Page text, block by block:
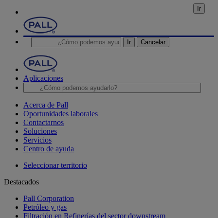
Ir Cancelar
Aplicaciones
Ir
Acerca de Pall
Oportunidades laborales
Contactarnos
Soluciones
Servicios
Centro de ayuda
Seleccionar territorio
Destacados
Pall Corporation
Petróleo y gas
Filtración en Refinerías del sector downstream